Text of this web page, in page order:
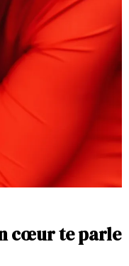
cœur te parle